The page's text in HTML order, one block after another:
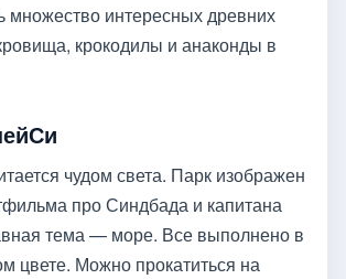
множество интересных древних
крокодилы и анаконды в
чудом света. Парк изображен
про Синдбада и капитана
тема — море. Все выполнено в
цвете. Можно прокатиться на